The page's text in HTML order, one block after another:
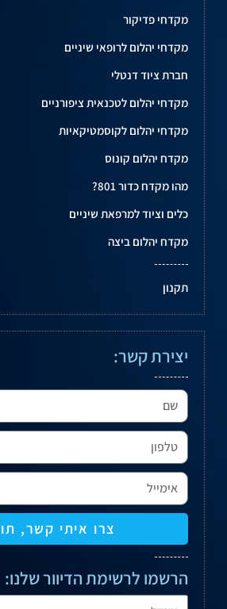
מקדחי פדיקור
מקדחי יהלום לרופאי שיניים
חברת ציוד דנטלי
מקדחי יהלום לטכנאית ציפורניים
מקדחי יהלום לקוסמטיקאיות
מקדח יהלום קונוס
מהו מקדח כדור 801?
כלים וציוד למרפאת שיניים
מקדח יהלום ביצה
תקנון
יצירת קשר:
צרו איתי קשר,
הרשמו לרשימת הדיוור שלנו: